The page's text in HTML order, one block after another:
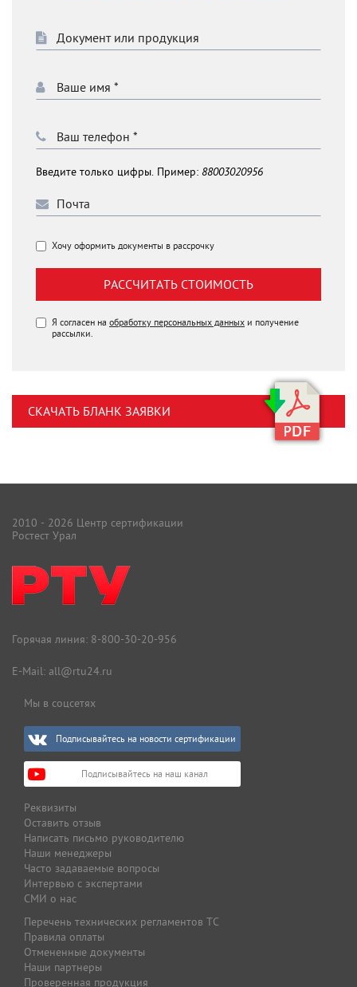
Введите только цифры. Пример: 88003020956
Хочу оформить документы в рассрочку
РАССЧИТАТЬ СТОИМОСТЬ
Я согласен на обработку персональных данных и получение
рассылки.
СКАЧАТЬ БЛАНК ЗАЯВКИ
2010 - 2026 Центр сертификации
Ростест Урал
Горячая линия: 8-800-30-20-956
E-Mail: all@rtu24.ru
Мы в соцсетях
Подписывайтесь на новости сертификации
Подписывайтесь на наш канал
Реквизиты
Оставить отзыв
Написать письмо руководителю
Наши менеджеры
Часто задаваемые вопросы
Интервью с экспертами
СМИ о нас
Перечень технических регламентов ТС
Правила оплаты
Отмененные документы
Наши партнеры
Проверенная продукция